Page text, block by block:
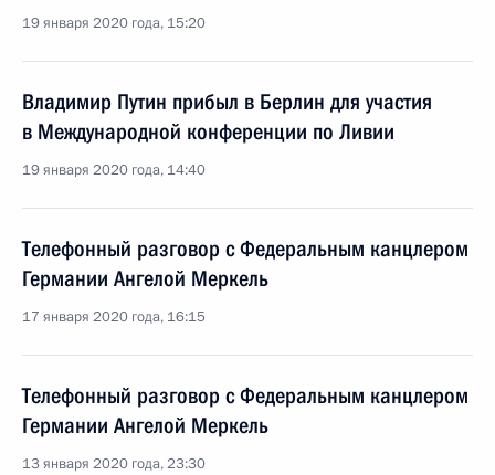
19 января 2020 года, 15:20
Владимир Путин прибыл в Берлин для участия
в Международной конференции по Ливии
19 января 2020 года, 14:40
Телефонный разговор с Федеральным канцлером
Германии Ангелой Меркель
17 января 2020 года, 16:15
Телефонный разговор с Федеральным канцлером
Германии Ангелой Меркель
13 января 2020 года, 23:30